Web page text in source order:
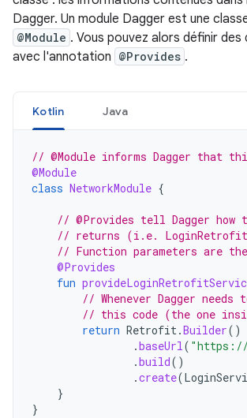
Dagger. Un module Dagger est une
@Module . Vous pouvez alors définir des
avec l'annotation @Provides .
Kotlin Java
// @Module informs Dagger that
@Module
class NetworkModule {
// @Provides tell Dagger
// returns (i.e.
// Function parameters are
@Provides
fun
// Whenever Dagger
// this code (the one
return Retrofit.Builder()
.baseUrl( "https://
.build()
.create(
}
}